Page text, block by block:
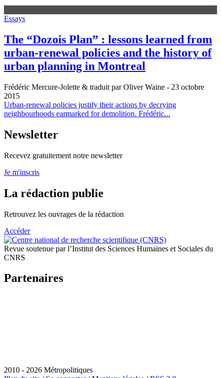
Essays
The “Dozois Plan” : lessons learned from
urban-renewal policies and the history of
urban planning in Montreal
Frédéric Mercure-Jolette & traduit par Oliver Waine - 23 octobre
2015
Urban-renewal policies justify their actions by decrying
neighbourhoods earmarked for demolition. Frédéric...
Newsletter
Recevez gratuitement notre newsletter
Je m'inscris
La rédaction publie
Retrouvez les ouvrages de la rédaction
Accéder
Revue soutenue par l’Institut des Sciences Humaines et Sociales du
CNRS
Partenaires
2010 - 2026 Métropolitiques